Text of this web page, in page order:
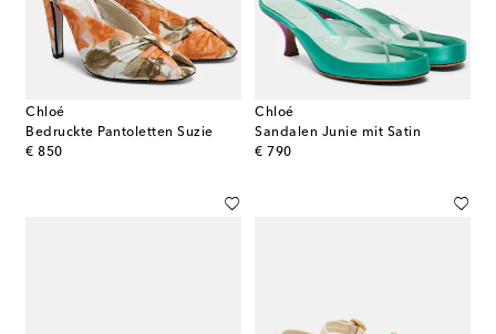
Chloé
Bedruckte Pantoletten Suzie
€ 850
original price
Chloé
Sandalen Junie mit Satin
€ 790
original price